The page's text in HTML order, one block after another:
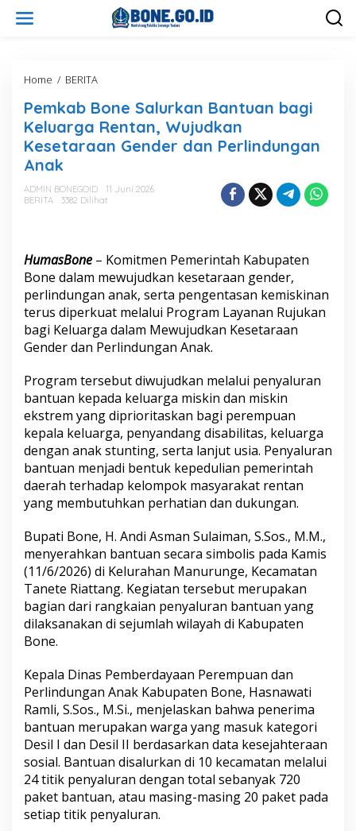
Home / BERITA
m
k
a
b
e
u
r
k
a
B
a
t
u
n
b
a
g
i
K
e
u
a
r
g
a
R
e
n
,
W
u
u
d
k
a
n
K
Pemkab Bone Salurkan Bantuan bagi
Keluarga Rentan, Wujudkan
Kesetaraan Gender dan Perlindungan
Anak
ADMIN BONEGOID
11 Juni 2026
BERITA
3382 Dilihat
HumasBone – Komitmen Pemerintah Kabupaten
Bone dalam mewujudkan kesetaraan gender,
perlindungan anak, serta pengentasan kemiskinan
terus diperkuat melalui Program Layanan Rujukan
bagi Keluarga dalam Mewujudkan Kesetaraan
Gender dan Perlindungan Anak.
Program tersebut diwujudkan melalui penyaluran
bantuan kepada keluarga miskin dan miskin
ekstrem yang diprioritaskan bagi perempuan
kepala keluarga, penyandang disabilitas, keluarga
dengan anak stunting, serta lanjut usia. Penyaluran
bantuan menjadi bentuk kepedulian pemerintah
daerah terhadap kelompok masyarakat rentan
yang membutuhkan perhatian dan dukungan.
Bupati Bone, H. Andi Asman Sulaiman, S.Sos., M.M.,
menyerahkan bantuan secara simbolis pada Kamis
(11/6/2026) di Kelurahan Manurunge, Kecamatan
Tanete Riattang. Kegiatan tersebut merupakan
bagian dari rangkaian penyaluran bantuan yang
dilaksanakan di sejumlah wilayah di Kabupaten
Bone.
Kepala Dinas Pemberdayaan Perempuan dan
Perlindungan Anak Kabupaten Bone, Hasnawati
Ramli, S.Sos., M.Si., menjelaskan bahwa penerima
bantuan merupakan warga yang masuk kategori
Desil I dan Desil II berdasarkan data kesejahteraan
sosial. Bantuan disalurkan di 10 kecamatan melalui
24 titik penyaluran dengan total sebanyak 720
paket bantuan, atau masing-masing 20 paket pada
setiap titik penyaluran.